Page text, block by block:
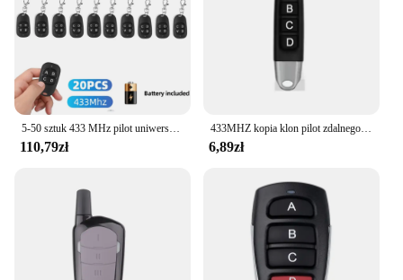
110,79zł
433MHZ kopia klon pilot zdalnego sterowania 4-przycisk uniwersalny klon drzwi garażowe sterowane zdalnie zakres zastosowania kurtyny dzwonek do drzwi
6,89zł